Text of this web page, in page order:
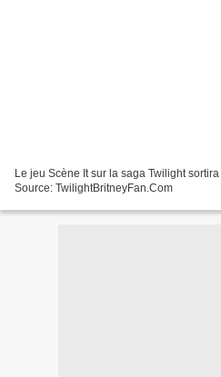
Le jeu Scène It sur la saga Twilight
Source: TwilightBritneyFan.Com